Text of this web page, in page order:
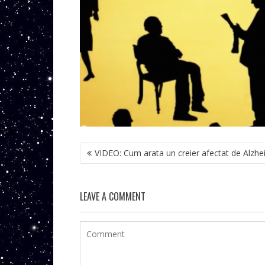
NAVIGARE
ÎN VIDEO: Cum arata un creier afectat de
LEAVE A COMMENT